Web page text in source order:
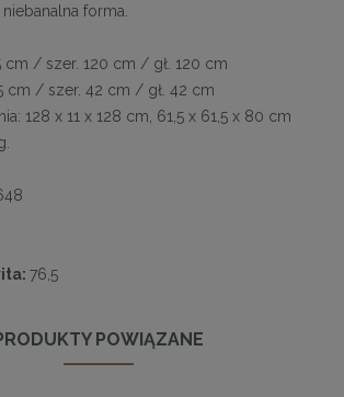
forma.
cm / szer. 120 cm / gł. 120 cm
cm / szer. 42 cm / gł. 42 cm
128 x 11 x 128 cm, 61,5 x 61,5 x 80 cm
76,5
POWIĄZANE